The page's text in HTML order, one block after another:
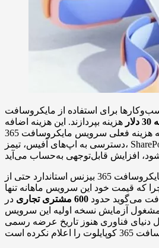
برای استفاده از مایکروسافت
هزینه بپردازند. این هزینه اضافه
نسبت به هزینه فعلی سرویس مایکروسافت 365 E3 که شامل
دسترسی به اپ‌های آفیس، تیمز، SharePoint، وان‌درایو و چند ابزار
این هزینه اضافه برای مایکروسافت 365 بیزنس استاندارد حتی از
که قیمت خود این سرویس ماهانه تنها
600 مشتری تجاری
در
آزمایش نسخه اولیه این سرویس
دنیای فناوری هنوز تاریخ عرضه رسمی